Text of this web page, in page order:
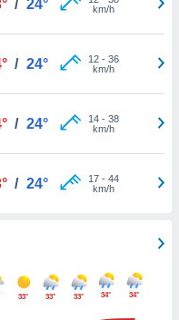
/ 24°
km/h
/ 24° 12- 36
km/h
/ 24° 14- 38
km/h
/ 24° 17- 44
km/h
33° 33° 33° 34° 34°